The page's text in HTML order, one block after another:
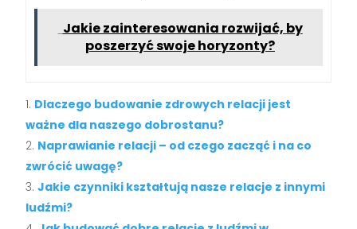
Jakie zainteresowania rozwijać, by
poszerzyć swoje horyzonty?
Dlaczego budowanie zdrowych relacji jest
ważne dla naszego dobrostanu?
Naprawianie relacji – od czego zacząć i na co
zwrócić uwagę?
Jakie czynniki kształtują nasze relacje z innymi
ludźmi?